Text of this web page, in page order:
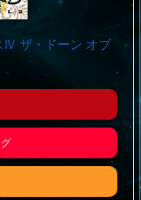
Ⅳ ザ・ドーン オブ